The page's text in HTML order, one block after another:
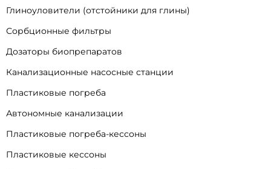
Глиноуловители (отстойники для глины)
Сорбционные фильтры
Дозаторы биопрепаратов
Канализационные насосные станции
Пластиковые погреба
Автономные канализации
Пластиковые погреба-кессоны
Пластиковые кессоны